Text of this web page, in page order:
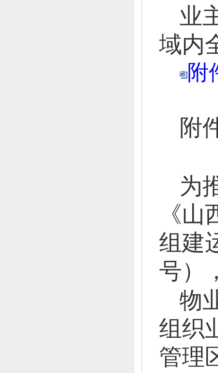
业
域内
附
附
为
《
组建
号）
物
组织
管理